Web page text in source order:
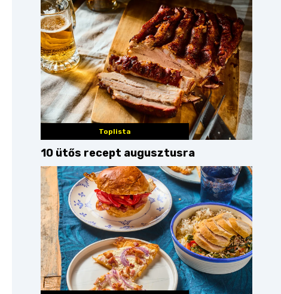
Toplista
10 ütős recept augusztusra